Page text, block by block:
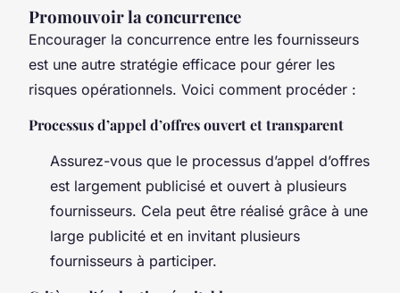
Promouvoir la concurrence
Encourager la concurrence entre les fournisseurs
est une autre stratégie efficace pour gérer les
risques opérationnels. Voici comment procéder :
Processus d’appel d’offres ouvert et transparent
Assurez-vous que le processus d’appel d’offres
est largement publicisé et ouvert à plusieurs
fournisseurs. Cela peut être réalisé grâce à une
large publicité et en invitant plusieurs
fournisseurs à participer.